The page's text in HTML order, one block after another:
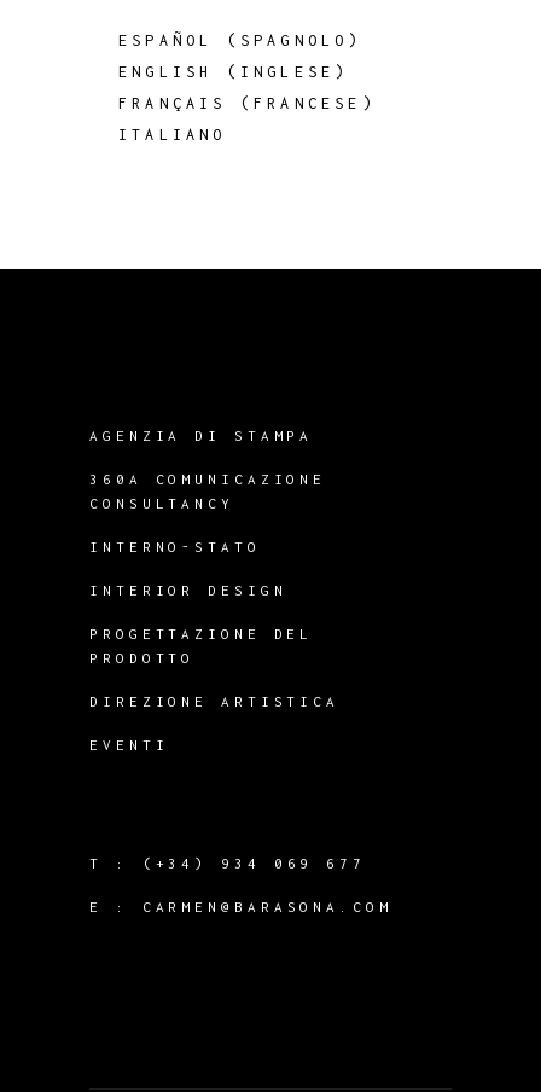
ESPAÑOL ( SPAGNOLO )
ENGLISH
( INGLESE )
FRANÇAIS
(FRANCESE )
ITALIANO
AGENZIA DI STAMPA
360A COMUNICAZIONE
CONSULTANCY
INTERNO-STATO
INTERIOR DESIGN
PROGETTAZIONE DEL
PRODOTTO
DIREZIONE ARTISTICA
EVENTI
T : (+34) 934 069 677
E : CARMEN@BARASONA.COM